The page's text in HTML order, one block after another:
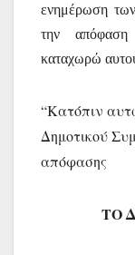
ενημέρωση
την απόφαση
καταχωρώ
“Κατόπιν
Δημοτικού
απόφασης
ΤΟ